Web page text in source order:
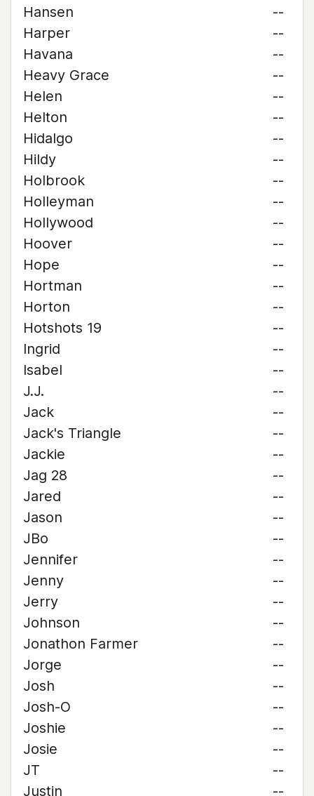
Hansen
--
Harper
--
Havana
--
Heavy Grace
--
Helen
--
Helton
--
Hidalgo
--
Hildy
--
Holbrook
--
Holleyman
--
Hollywood
--
Hoover
--
Hope
--
Hortman
--
Horton
--
Hotshots 19
--
Ingrid
--
Isabel
--
J.J.
--
Jack
--
Jack's Triangle
--
Jackie
--
Jag 28
--
Jared
--
Jason
--
JBo
--
Jennifer
--
Jenny
--
Jerry
--
Johnson
--
Jonathon Farmer
--
Jorge
--
Josh
--
Josh-O
--
Joshie
--
Josie
--
JT
--
Justin
--